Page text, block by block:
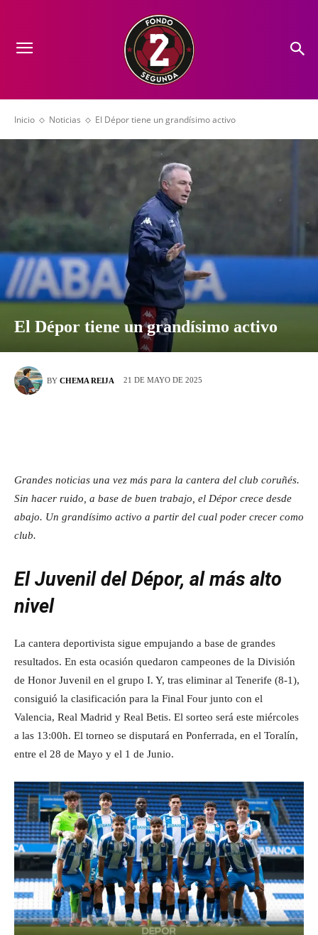
Inicio Noticias El Dépor tiene un grandísimo activo
El Dépor tiene un grandísimo activo
BY CHEMA REIJA 21 DE MAYO DE 2025
Grandes noticias una vez más para la cantera del club coruñés.
Sin hacer ruido, a base de buen trabajo, el Dépor crece desde
abajo. Un grandísimo activo a partir del cual poder crecer como
club.
El Juvenil del Dépor, al más alto
nivel
La cantera deportivista sigue empujando a base de grandes
resultados. En esta ocasión quedaron campeones de la División
de Honor Juvenil en el grupo I. Y, tras eliminar al Tenerife (8-1),
consiguió la clasificación para la Final Four junto con el
Valencia, Real Madrid y Real Betis. El sorteo será este miércoles
a las 13:00h. El torneo se disputará en Ponferrada, en el Toralín,
entre el 28 de Mayo y el 1 de Junio.